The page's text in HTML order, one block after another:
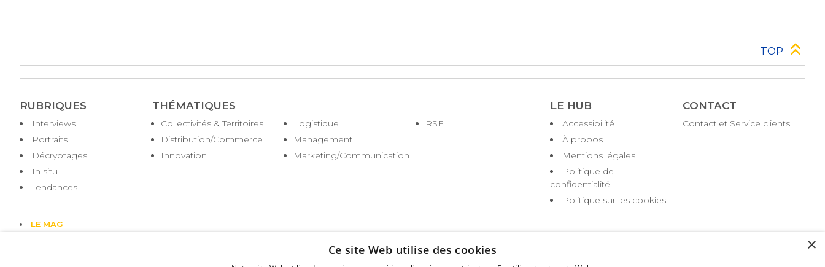
TOP
RUBRIQUES
Interviews
Portraits
Décryptages
In situ
Tendances
LE MAG
THÉMATIQUES
Collectivités & Territoires
Distribution/Commerce
Innovation
Logistique
Management
Marketing/Communication
RSE
LE HUB
Pied
de
page
Accessibilité
À propos
Mentions légales
Politique de
confidentialité
Politique sur les cookies
CONTACT
Contact et Service clients
×
Ce site Web utilise des cookies